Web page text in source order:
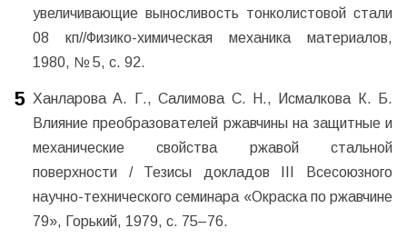
увеличивающие выносливость тонколистовой стали
08 кп//Физико-химическая механика материалов,
1980, № 5, с. 92.
Ханларова А. Г., Салимова С. Н., Исмалкова К. Б.
Влияние преобразователей ржавчины на защитные и
механические свойства ржавой стальной
поверхности / Тезисы докладов III Всесоюзного
научно-технического семинара «Окраска по ржавчине
79», Горький, 1979, с. 75–76.